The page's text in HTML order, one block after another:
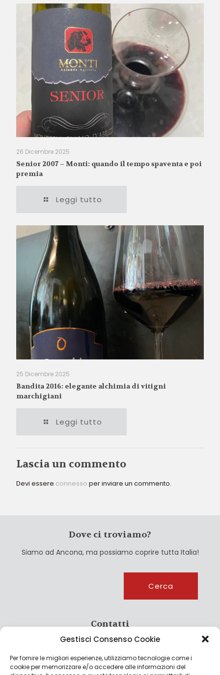
Gestisci Consenso Cookie
Per fornire le migliori esperienze, utilizziamo tecnologie come i
cookie per memorizzare e/o accedere alle informazioni del
26 Dicembre 2025
Senior 2007 – Monti: quando il tempo spaventa e poi
premia
Leggi tutto
25 Dicembre 2025
Bandita 2016: elegante alchimia di vitigni
marchigiani
Leggi tutto
Lascia un commento
Devi essere connesso per inviare un commento.
Dove ci troviamo?
Siamo ad Ancona, ma possiamo coprire tutta Italia!
Cerca
Contatti
info@culturagroalimentare.com